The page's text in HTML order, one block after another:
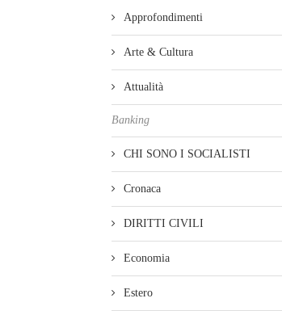
Approfondimenti
Arte & Cultura
Attualità
Banking
CHI SONO I SOCIALISTI
Cronaca
DIRITTI CIVILI
Economia
Estero